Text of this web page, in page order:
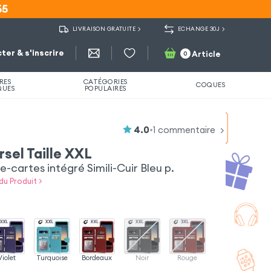
LIVRAISON GRATUITE ECHANGE 30J
& s'inscrire 0 Article
CATÉGORIES
POPULAIRES COQUES
4.0•1 commentaire
Taille XXL
cartes intégré Simili-Cuir Bleu p.
Produit >
Turquoise Bordeaux Noir Rouge